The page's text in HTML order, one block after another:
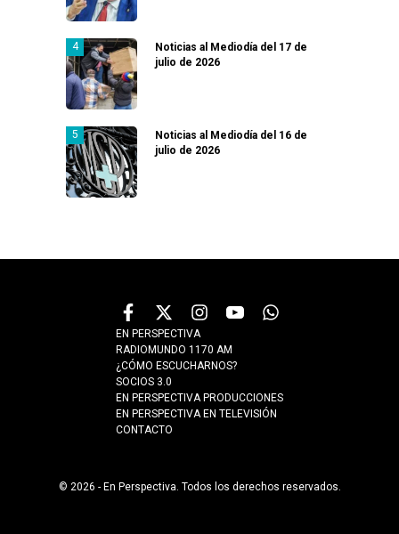
Noticias al Mediodía del 17 de
julio de 2026
Noticias al Mediodía del 16 de
julio de 2026
EN PERSPECTIVA
RADIOMUNDO 1170 AM
¿CÓMO ESCUCHARNOS?
SOCIOS 3.0
EN PERSPECTIVA PRODUCCIONES
EN PERSPECTIVA EN TELEVISIÓN
CONTACTO
© 2026 - En Perspectiva. Todos los derechos reservados.